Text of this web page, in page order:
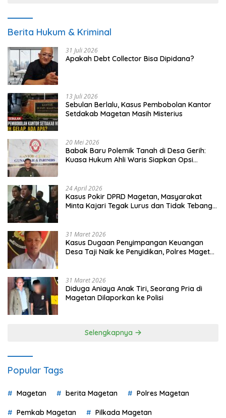
Berita Hukum & Kriminal
31 Juli 2026
Apakah Debt Collector Bisa Dipidana?
13 Juli 2026
Sebulan Berlalu, Kasus Pembobolan Kantor
Setdakab Magetan Masih Misterius
20 Mei 2026
Babak Baru Polemik Tanah di Desa Gerih:
Kuasa Hukum Ahli Waris Siapkan Opsi
24 April 2026
Kasus Pokir DPRD Magetan, Masyarakat
Minta Kajari Tegak Lurus dan Tidak Tebang
31 Maret 2026
Kasus Dugaan Penyimpangan Keuangan
Desa Taji Naik ke Penyidikan, Polres Magetan
31 Maret 2026
Diduga Aniaya Anak Tiri, Seorang Pria di
Magetan Dilaporkan ke Polisi
Selengkapnya
Popular Tags
Magetan berita Magetan Polres Magetan
Pemkab Magetan Pilkada Magetan